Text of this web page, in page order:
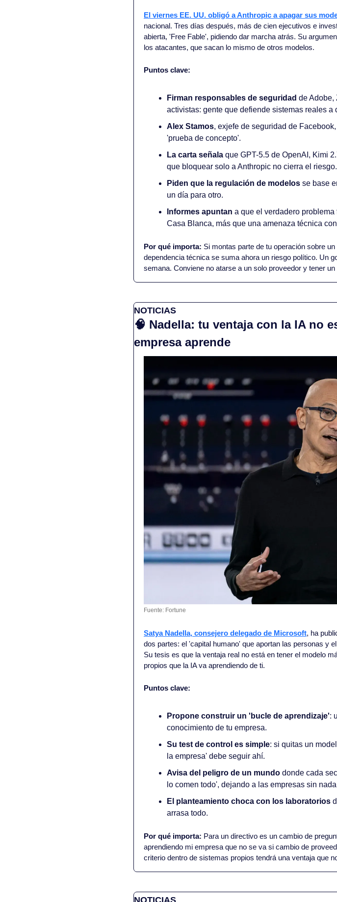
El viernes EE. UU. obligó a Anthropic a apagar sus
nacional. Tres días después, más de cien ejecutivos e
abierta, 'Free Fable', pidiendo dar marcha atrás. Su
los atacantes, que sacan lo mismo de otros modelos.
Puntos clave:
Firman responsables de seguridad de Adobe,
activistas: gente que defiende sistemas reales a
Alex Stamos, exjefe de seguridad de
'prueba de concepto'.
La carta señala que GPT-5.5 de OpenAI, Kimi
que bloquear solo a Anthropic no cierra el riesgo.
Piden que la regulación de modelos se base
un día para otro.
Informes apuntan a que el verdadero
Casa Blanca, más que una amenaza técnica
Por qué importa: Si montas parte de tu operación sobre
dependencia técnica se suma ahora un riesgo político. Un
semana. Conviene no atarse a un solo proveedor y tener
NOTICIAS
🧠 Nadella: tu ventaja con la IA no
empresa aprende
Fuente: Fortune
Satya Nadella, consejero delegado de Microsoft, ha
dos partes: el 'capital humano' que aportan las personas y
Su tesis es que la ventaja real no está en tener el modelo
propios que la IA va aprendiendo de ti.
Puntos clave:
Propone construir un 'bucle de aprendizaje':
conocimiento de tu empresa.
Su test de control es simple: si quitas un
la empresa' debe seguir ahí.
Avisa del peligro de un mundo donde cada
lo comen todo', dejando a las empresas sin
El planteamiento choca con los laboratorios
arrasa todo.
Por qué importa: Para un directivo es un cambio de
aprendiendo mi empresa que no se va si cambio de
criterio dentro de sistemas propios tendrá una ventaja que
NOTICIAS